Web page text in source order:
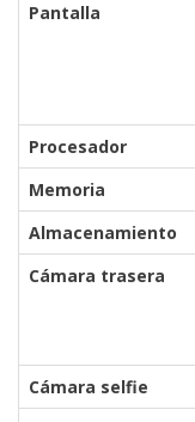
Pantalla
Procesador
Memoria
Almacenamiento
Cámara trasera
Cámara selfie